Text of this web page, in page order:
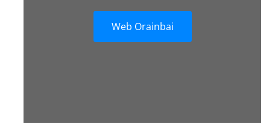
Web Orainbai